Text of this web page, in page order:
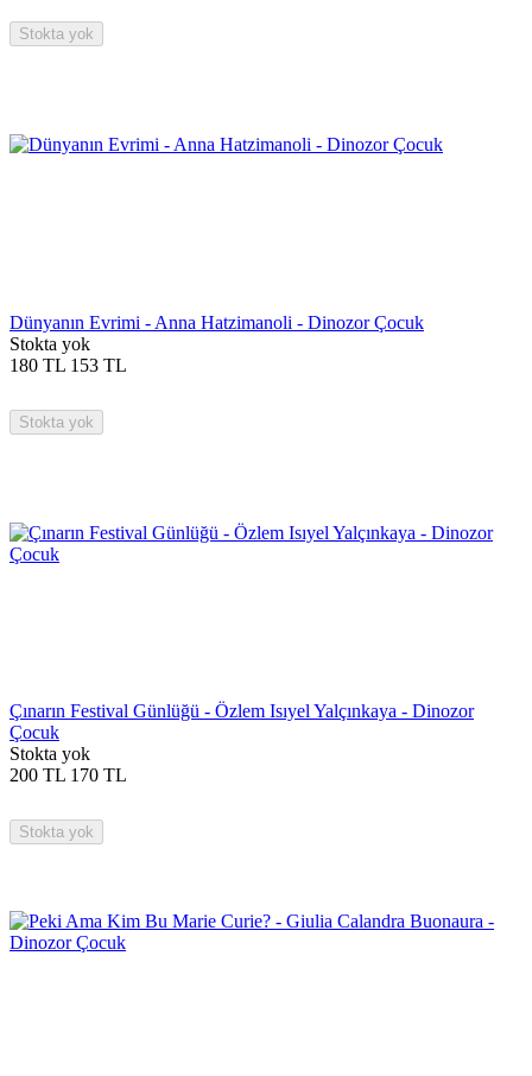
Stokta yok
Dünyanın Evrimi - Anna Hatzimanoli - Dinozor Çocuk
Stokta yok
180 TL 153 TL
Stokta yok
Çınarın Festival Günlüğü - Özlem Isıyel Yalçınkaya - Dinozor
Çocuk
Stokta yok
200 TL 170 TL
Stokta yok